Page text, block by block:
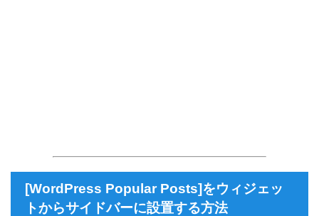
[WordPress Popular Posts]をウィジェッ
トからサイドバーに設置する方法